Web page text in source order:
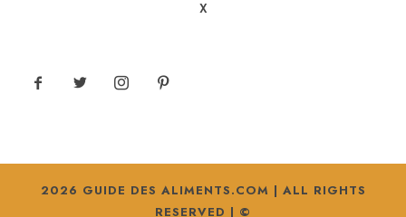
X
2026 GUIDE DES ALIMENTS.COM | ALL RIGHTS
RESERVED | ©